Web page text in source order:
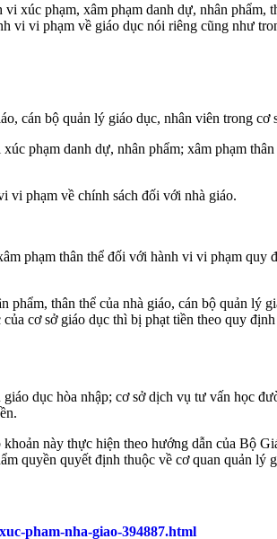
xúc phạm, xâm phạm danh dự, nhân phẩm,
vi vi phạm về giáo dục nói riêng cũng như
cán bộ quản lý giáo dục, nhân viên trong
phạm danh dự, nhân phẩm; xâm phạm
vi phạm về chính sách đối với nhà giáo.
phạm thân thể đối với hành vi vi phạm
thân thể của nhà giáo, cán bộ quản lý
cơ sở giáo dục thì bị phạt tiền theo quy
dục hòa nhập; cơ sở dịch vụ tư vấn học
này thực hiện theo hướng dẫn của Bộ
quyền quyết định thuộc về cơ quan quản
pham-nha-giao-394887.html